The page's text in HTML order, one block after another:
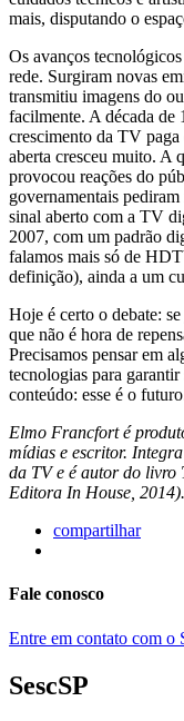
mais, disputando o
Os avanços
rede. Surgiram novas
transmitiu imagens do
facilmente. A década de
crescimento da TV
aberta cresceu muito. A
provocou reações do
governamentais
sinal aberto com a TV
2007, com um padrão
falamos mais só de
definição), ainda a um
Hoje é certo o debate:
que não é hora de
Precisamos pensar em
tecnologias para
conteúdo: esse é o
Elmo Francfort é
mídias e escritor.
da TV e é autor do livro
Editora In House, 2014).
compartilhar
Fale conosco
Entre em contato com o
SescSP